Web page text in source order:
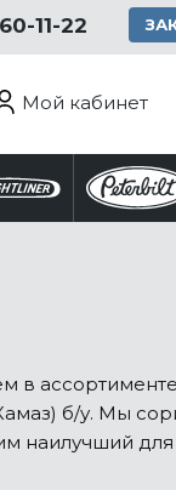
11-22
Мой кабинет
в
б/у. Мы
наилучший